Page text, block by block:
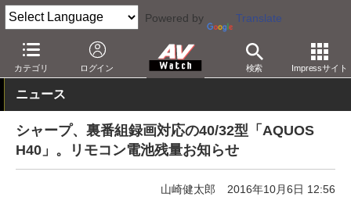
Powered by Translate
カテゴリ ログイン 検索 Impressサイト
AV Watch 製品 テレビ シャープ
ニュース
シャープ、裏番組録画対応の40/32型「AQUOS
H40」。リモコン電池残量お知らせ
山崎健太郎 2016年10月6日 12:56